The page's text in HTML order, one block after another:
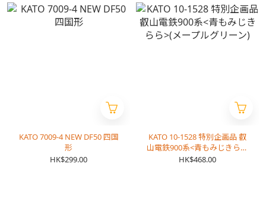
KATO 7009-4 NEW DF50 四国
形
HK$299.00
KATO 10-1528 特別企画品 叡
山電鉄900系<青もみじきらら
>(メープルグリーン)
HK$468.00